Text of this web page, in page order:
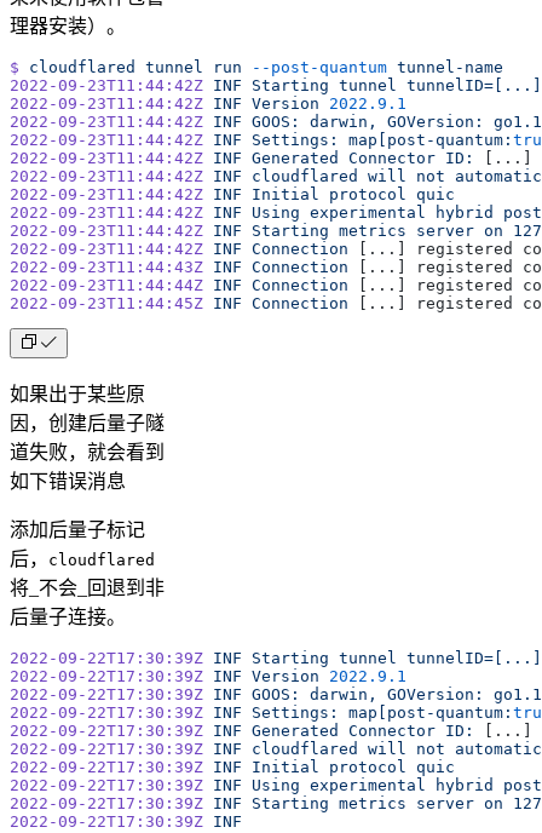
理器安装）。
$ cloudflared tunnel run --post-quantum tunnel-name
2022-09-23T11:44:42Z INF Starting tunnel tunnelID=[...]
2022-09-23T11:44:42Z INF Version 2022.9.1
2022-09-23T11:44:42Z INF GOOS: darwin, GOVersion:
2022-09-23T11:44:42Z INF Settings: map[post-quantum:
2022-09-23T11:44:42Z INF Generated Connector ID:
[...]
2022-09-23T11:44:42Z INF cloudflared will not
2022-09-23T11:44:42Z INF Initial protocol quic
2022-09-23T11:44:42Z INF Using experimental hybrid
2022-09-23T11:44:42Z INF Starting metrics server on
2022-09-23T11:44:42Z INF Connection [...] registered
2022-09-23T11:44:43Z INF Connection [...] registered
2022-09-23T11:44:44Z INF Connection [...] registered
2022-09-23T11:44:45Z INF Connection [...] registered
如果出于某些原
因，创建后量子隧
道失败，就会看到
如下错误消息
添加后量子标记
后，
cloudflared
将_不会_回退到非
后量子连接。
2022-09-22T17:30:39Z INF Starting tunnel tunnelID=[...]
2022-09-22T17:30:39Z INF Version 2022.9.1
2022-09-22T17:30:39Z INF GOOS: darwin, GOVersion:
2022-09-22T17:30:39Z INF Settings: map[post-quantum:
2022-09-22T17:30:39Z INF Generated Connector ID:
[...]
2022-09-22T17:30:39Z INF cloudflared will not
2022-09-22T17:30:39Z INF Initial protocol quic
2022-09-22T17:30:39Z INF Using experimental hybrid
2022-09-22T17:30:39Z INF Starting metrics server on
2022-09-22T17:30:39Z INF